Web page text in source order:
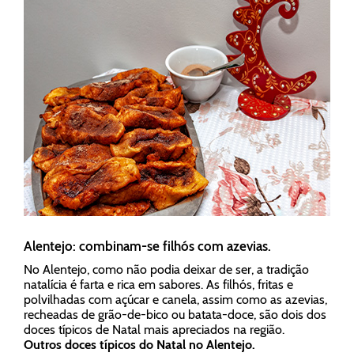
Alentejo: combinam-se filhós com azevias.
No Alentejo, como não podia deixar de ser, a tradição
natalícia é farta e rica em sabores. As filhós, fritas e
polvilhadas com açúcar e canela, assim como as azevias,
recheadas de grão-de-bico ou batata-doce, são dois dos
doces típicos de Natal mais apreciados na região.
Outros doces típicos do Natal no Alentejo.